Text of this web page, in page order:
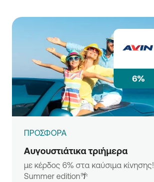
6%
ΠΡΟΣΦΟΡΑ
Αυγουστιάτικα τριήμερα
με κέρδος 6% στα καύσιμα κίνησης!
Summer edition🌴